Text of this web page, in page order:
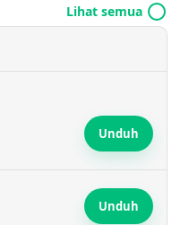
Lihat semua
Unduh
Unduh